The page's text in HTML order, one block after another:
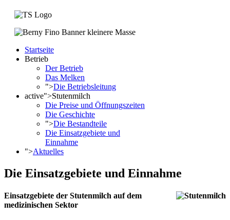
Startseite
Betrieb
Der Betrieb
Das Melken
">Die Betriebsleitung
active">Stutenmilch
Die Preise und Öffnungszeiten
Die Geschichte
">Die Bestandteile
Die Einsatzgebiete und
Einnahme
">Aktuelles
Die Einsatzgebiete und Einnahme
Einsatzgebiete der Stutenmilch auf dem
medizinischen Sektor